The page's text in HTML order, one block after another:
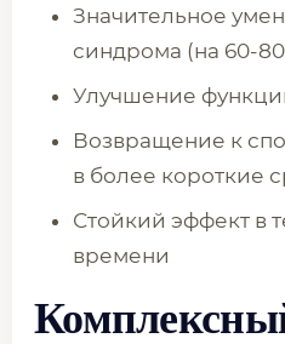
Значительное
синдрома (на 60-
Улучшение
Возвращение к
в более короткие
Стойкий эффект в
времени